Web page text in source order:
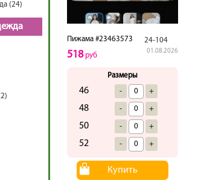
(24)
Пижама #23463573 24-104
01.08.2026
518руб
Размеры
46 - +
48 - +
50 - +
52 - +
Купить